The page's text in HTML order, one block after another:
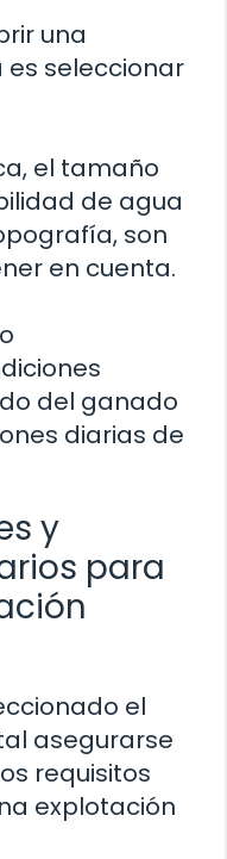
una
seleccionar
el tamaño
de agua
son
en cuenta.
del ganado
diarias de
y
para
el
asegurarse
requisitos
explotación